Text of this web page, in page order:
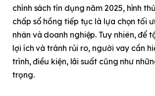
chính sách tín dụng năm 2025, hình
chấp sổ hồng tiếp tục là lựa chọn tối
nhân và doanh nghiệp. Tuy nhiên, để
lợi ích và tránh rủi ro, người vay cần
trình, điều kiện, lãi suất cũng như
trọng.